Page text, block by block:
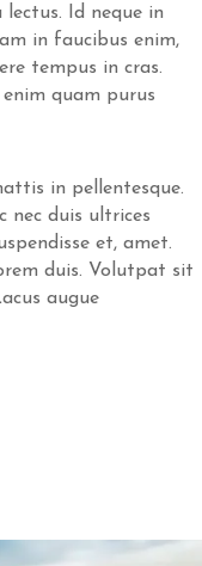
lectus. Id neque in
in faucibus enim,
tempus in cras.
quam purus
in pellentesque.
nec duis ultrices
et, amet.
duis. Volutpat sit
augue